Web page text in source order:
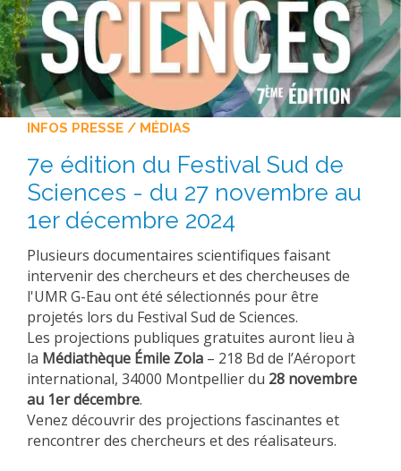
RECRUTEMENT
RECHERCHE
PLATEFORMES EXPÉRIMENTALES
IMPLANTATIONS GÉOGRAPHIQUES
PROJETS EN COURS
NOS RÉSEAUX SCIENTIFIQUES ET TECHNIQUES
FORMATION
MASTER
INGÉNIEUR
FORMATION CONTINUE
FORMATION DOCTORALE
THÈSES EN COURS
MOOC
PRODUCTION
INFOS PRESSE / MÉDIAS
7e édition du Festival Sud de
Sciences - du 27 novembre au
1er décembre 2024
Plusieurs documentaires scientifiques faisant
intervenir des chercheurs et des chercheuses de
l'UMR G-Eau ont été sélectionnés pour être
projetés lors du Festival Sud de Sciences.
Les projections publiques gratuites auront lieu à
la Médiathèque Émile Zola – 218 Bd de l’Aéroport
international, 34000 Montpellier du 28 novembre
au 1er décembre.
Venez découvrir des projections fascinantes et
rencontrer des chercheurs et des réalisateurs.